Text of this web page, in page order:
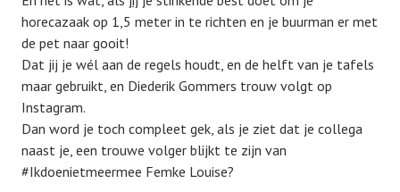
horecazaak op 1,5 meter in te richten en je buurman er met
de pet naar gooit!
Dat jij je wél aan de regels houdt, en de helft van je tafels
maar gebruikt, en Diederik Gommers trouw volgt op
Instagram.
Dan word je toch compleet gek, als je ziet dat je collega
naast je, een trouwe volger blijkt te zijn van
#Ikdoenietmeermee Femke Louise?